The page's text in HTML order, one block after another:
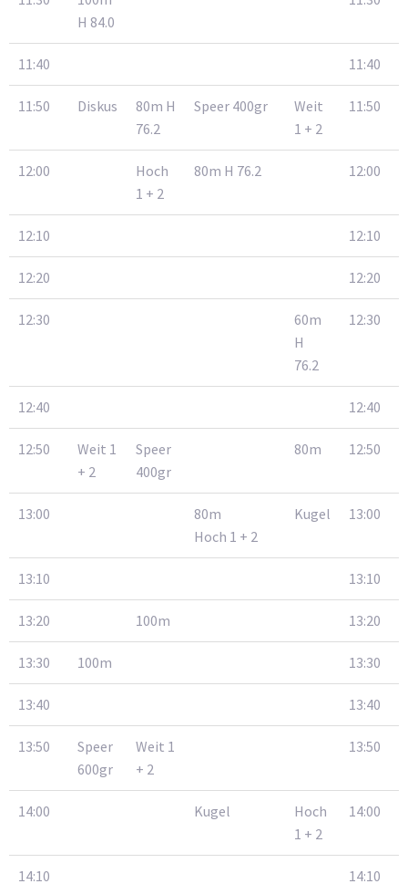
H 84.0
11:40 11:40
11:50 Diskus
80m H
76.2
Speer 400gr
Weit
1 + 2
11:50
12:00
Hoch
1 + 2
80m H 76.2 12:00
12:10 12:10
12:20 12:20
12:30
60m
H
76.2
12:30
12:40 12:40
12:50
Weit 1
+ 2
Speer
400gr
80m 12:50
13:00
80m
Hoch 1 + 2
Kugel 13:00
13:10 13:10
13:20 100m 13:20
13:30 100m 13:30
13:40 13:40
13:50
Speer
600gr
Weit 1
+ 2
13:50
14:00 Kugel
Hoch
1 + 2
14:00
14:10 14:10